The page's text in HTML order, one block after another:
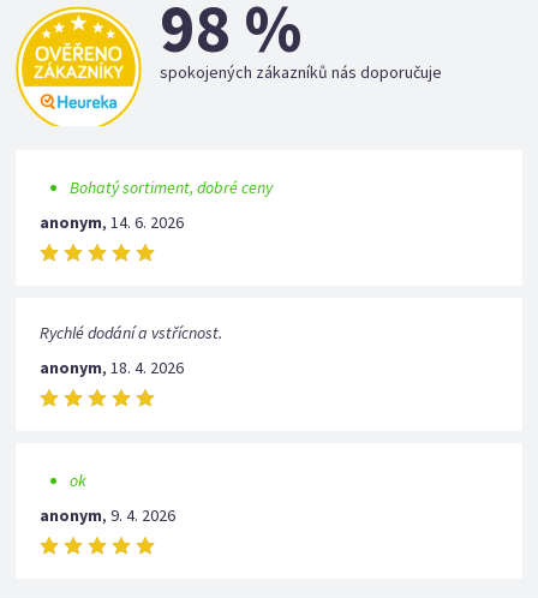
98 %
spokojených zákazníků nás doporučuje
Bohatý sortiment, dobré ceny
anonym,14. 6. 2026
Rychlé dodání a vstřícnost.
anonym,18. 4. 2026
ok
anonym,9. 4. 2026